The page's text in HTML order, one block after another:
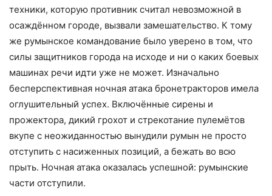
техники, которую противник считал невозможной в
осаждённом городе, вызвали замешательство. К тому
же румынское командование было уверено в том, что
силы защитников города на исходе и ни о каких боевых
машинах речи идти уже не может. Изначально
бесперспективная ночная атака бронетракторов имела
оглушительный успех. Включённые сирены и
прожектора, дикий грохот и стрекотание пулемётов
вкупе с неожиданностью вынудили румын не просто
отступить с насиженных позиций, а бежать во всю
прыть. Ночная атака оказалась успешной: румынские
части отступили.